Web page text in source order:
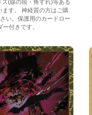
ズ(線の痕・角すれ)等ある
ます。 神経質の方はご購
い。保護用のカードロー
ー付きです。